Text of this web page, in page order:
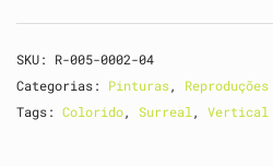
SKU: R-005-0002-04
Categorias: Pinturas, Reproduções
Tags: Colorido, Surreal , Vertical